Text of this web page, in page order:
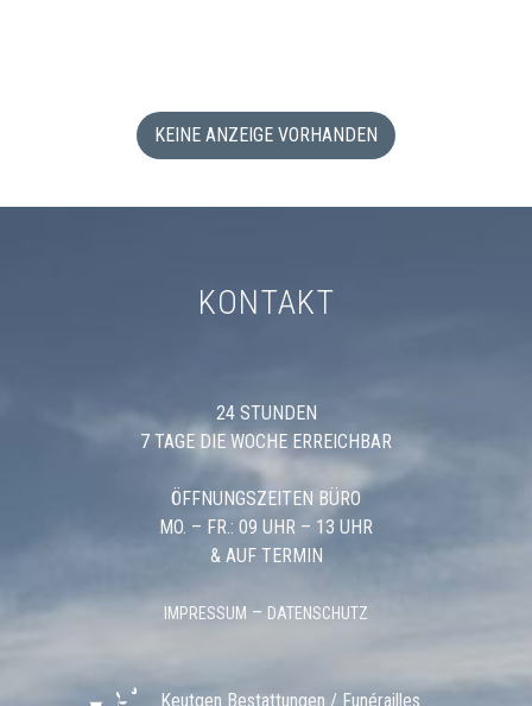
KEINE ANZEIGE VORHANDEN
KONTAKT
Keutgen Bestattungen / Funérailles
24 STUNDEN
7 TAGE DIE WOCHE ERREICHBAR
ÖFFNUNGSZEITEN BÜRO
MO. – FR.: 09 UHR – 13 UHR
& AUF TERMIN
IMPRESSUM – DATENSCHUTZ